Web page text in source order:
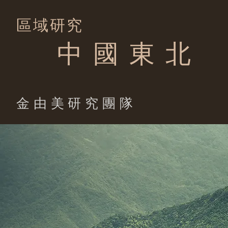
區域研究
中 國 東 北
​金由美研究團隊